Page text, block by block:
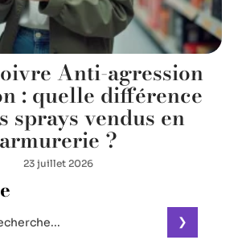
Anti-agression
: quelle différence
sprays vendus en
armurerie ?
23 juillet 2026